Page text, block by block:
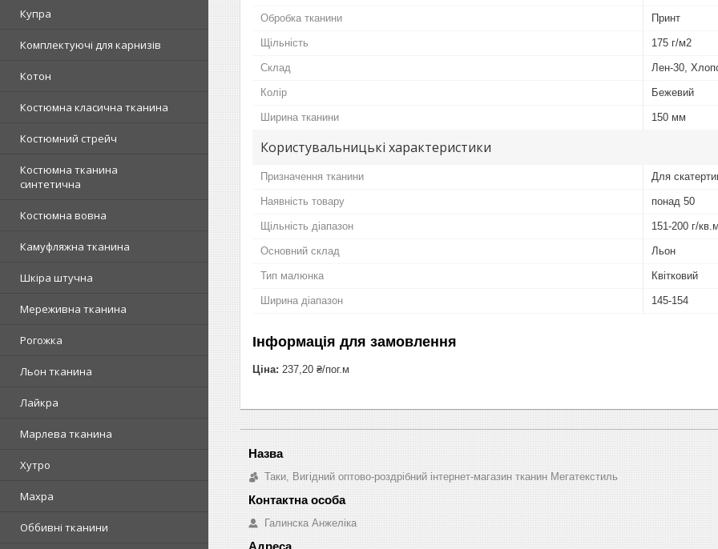
Купра
Комплектуючі для карнизів
Котон
Костюмна класична тканина
Костюмний стрейч
Костюмна тканина
синтетична
Костюмна вовна
Камуфляжна тканина
Шкіра штучна
Мереживна тканина
Рогожка
Льон тканина
Лайкра
Марлева тканина
Хутро
Махра
Оббивні тканини
Обробка тканини Принт
Щільність 175 г/м2
Склад Лен-30,
Колір Бежевий
Ширина тканини 150 мм
Користувальницькі характеристики
Призначення тканини Для
Наявність товару понад 50
Щільність діапазон 151-200 г/
Основний склад Льон
Тип малюнка Квітковий
Ширина діапазон 145-154
Інформація для замовлення
Ціна: 237,20 ₴/пог.м
Таки, Вигідний оптово-роздрібний інтернет-магазин тканин Мегатекстиль
Галинска Анжеліка